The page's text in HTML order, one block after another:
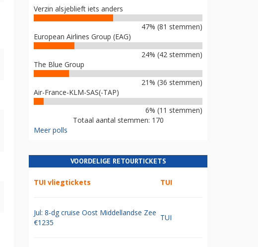
Verzin alsjeblieft iets anders
47% (81 stemmen)
European Airlines Group (EAG)
24% (42 stemmen)
The Blue Group
21% (36 stemmen)
Air-France-KLM-SAS(-TAP)
6% (11 stemmen)
Totaal aantal stemmen: 170
Meer polls
VOORDELIGE RETOURTICKETS
TUI vliegtickets TUI
Jul: 8-dg cruise Oost Middellandse Zee
€1235
TUI